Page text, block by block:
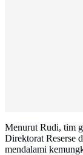
Menurut Rudi, tim
Direktorat Reserse
mendalami